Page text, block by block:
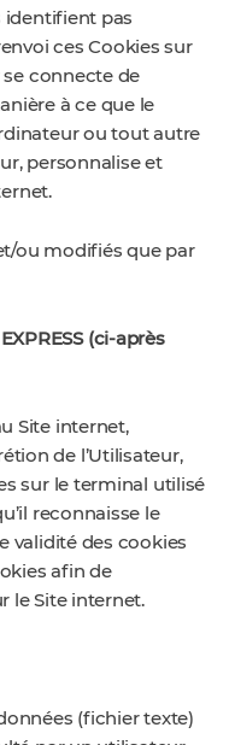
identifient pas
ces Cookies sur
se connecte de
à ce que le
ou tout autre
personnalise et
ou modifiés que par
(ci-après
Site internet,
de l’Utilisateur,
sur le terminal utilisé
reconnaisse le
validité des cookies
afin de
le Site internet.
(fichier texte)